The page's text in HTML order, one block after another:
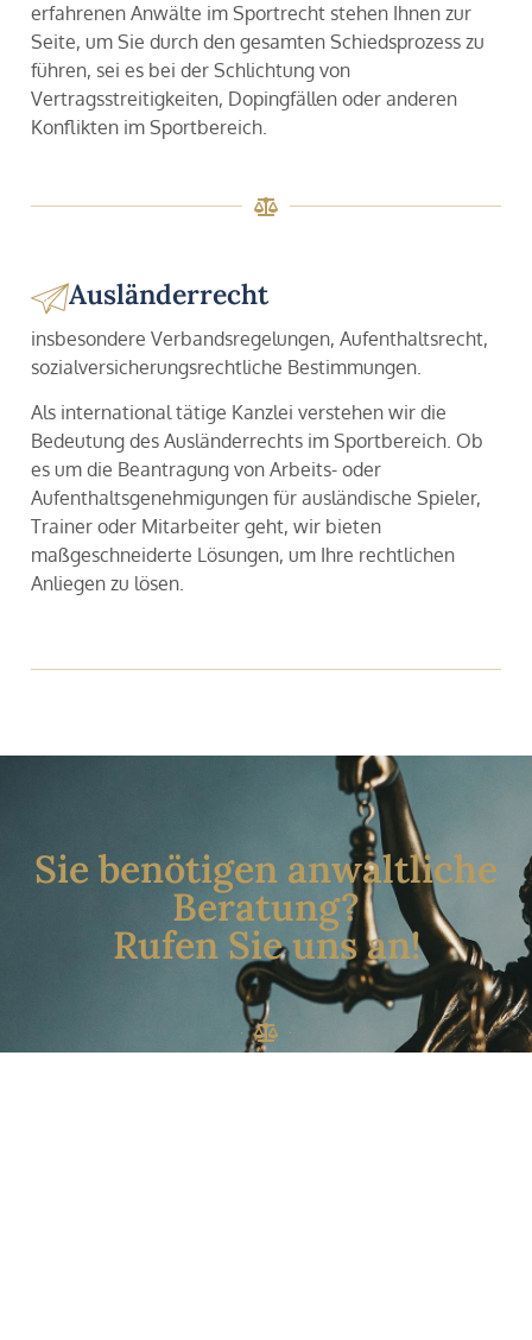
erfahrenen Anwälte im Sportrecht stehen Ihnen zur
Seite, um Sie durch den gesamten Schiedsprozess zu
führen, sei es bei der Schlichtung von
Vertragsstreitigkeiten, Dopingfällen oder anderen
Konflikten im Sportbereich.
Ausländerrecht
insbesondere Verbandsregelungen, Aufenthaltsrecht,
sozialversicherungsrechtliche Bestimmungen.
Als international tätige Kanzlei verstehen wir die
Bedeutung des Ausländerrechts im Sportbereich. Ob
es um die Beantragung von Arbeits- oder
Aufenthaltsgenehmigungen für ausländische Spieler,
Trainer oder Mitarbeiter geht, wir bieten
maßgeschneiderte Lösungen, um Ihre rechtlichen
Anliegen zu lösen.
Sie benötigen anwaltliche
Beratung?
Rufen Sie uns an!